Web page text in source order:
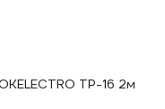
ТР-16 2м